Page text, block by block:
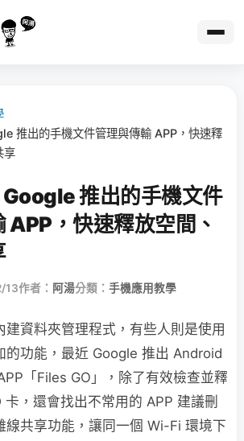
推出的手機文件管理與傳輸 APP，快速釋
享
推出的手機文件
APP，快速釋放空間、
13作者： 阿湯分類： 手機應用教學
建資料夾管理程式，有些人則是使用
的功能，最近 Google 推出 Android
「Files GO」，除了有效檢查並釋
，還會找出不常用的 APP 建議刪
線共享功能，讓同一個 Wi-Fi 環境下